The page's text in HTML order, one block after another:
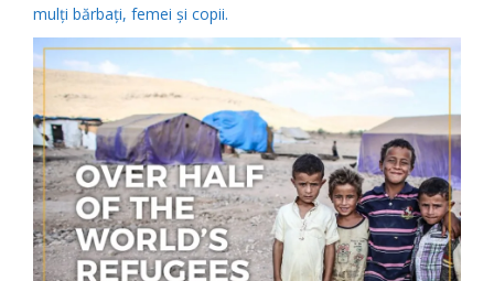
mulți bărbați, femei și copii.